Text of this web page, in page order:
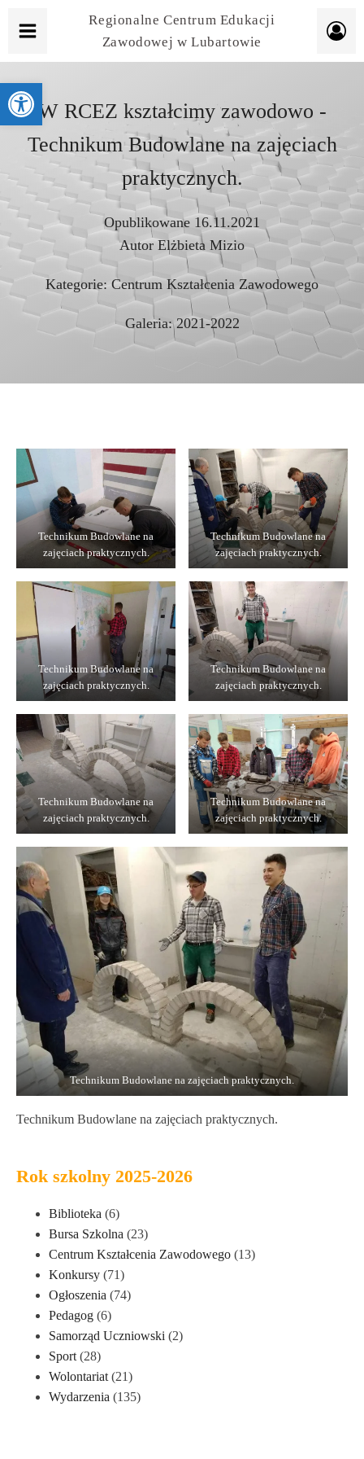
Regionalne Centrum Edukacji
Zawodowej w Lubartowie
W RCEZ kształcimy zawodowo -
Technikum Budowlane na zajęciach
praktycznych.
Opublikowane 16.11.2021
Autor Elżbieta Mizio
Kategorie: Centrum Kształcenia Zawodowego
Galeria:2021-2022
Rok szkolny 2025-2026
Biblioteka (6)
Bursa Szkolna (23)
Centrum Kształcenia Zawodowego (13)
Konkursy (71)
Ogłoszenia (74)
Pedagog (6)
Samorząd Uczniowski (2)
Sport (28)
Wolontariat (21)
Wydarzenia (135)
Technikum Budowlane na
zajęciach praktycznych.
Technikum Budowlane na
zajęciach praktycznych.
Technikum Budowlane na
zajęciach praktycznych.
Technikum Budowlane na
zajęciach praktycznych.
Technikum Budowlane na
zajęciach praktycznych.
Technikum Budowlane na
zajęciach praktycznych.
Technikum Budowlane na zajęciach praktycznych.
Technikum Budowlane na zajęciach praktycznych.
Otwórz pasek narzędzi